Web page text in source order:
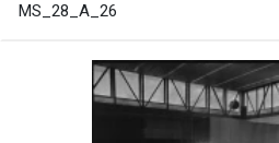
MS_28_A_26